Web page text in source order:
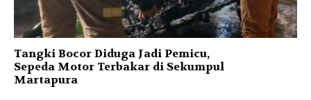
Tangki Bocor Diduga Jadi Pemicu,
Sepeda Motor Terbakar di Sekumpul
Martapura